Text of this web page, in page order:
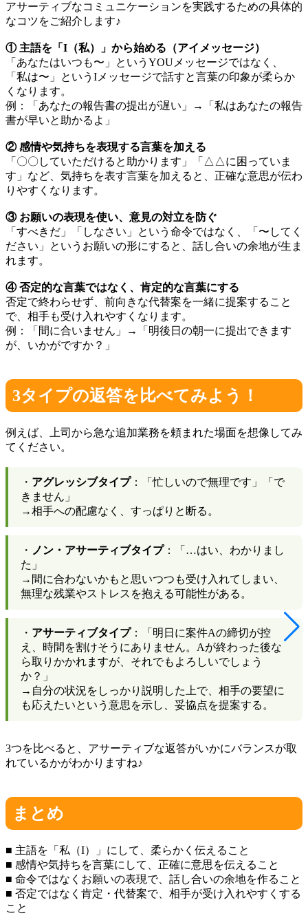
アサーティブなコミュニケーションを実践するための具体的
なコツをご紹介します♪
① 主語を「I（私）」から始める（アイメッセージ）
「あなたはいつも〜」というYOUメッセージではなく、
「私は〜」というIメッセージで話すと言葉の印象が柔らか
くなります。
例：「あなたの報告書の提出が遅い」→「私はあなたの報告
書が早いと助かるよ」
② 感情や気持ちを表現する言葉を加える
「〇〇していただけると助かります」「△△に困っていま
す」など、気持ちを表す言葉を加えると、正確な意思が伝わ
りやすくなります。
③ お願いの表現を使い、意見の対立を防ぐ
「すべきだ」「しなさい」という命令ではなく、「〜してく
ださい」というお願いの形にすると、話し合いの余地が生ま
れます。
④ 否定的な言葉ではなく、肯定的な言葉にする
否定で終わらせず、前向きな代替案を一緒に提案すること
で、相手も受け入れやすくなります。
例：「間に合いません」→「明後日の朝一に提出できます
が、いかがですか？」
3タイプの返答を比べてみよう！
例えば、上司から急な追加業務を頼まれた場面を想像してみ
てください。
・ アグレッシブタイプ：「忙しいので無理です」「で
きません」
→相手への配慮なく、すっぱりと断る。
・ ノン・アサーティブタイプ：「…はい、わかりまし
た」
→間に合わないかもと思いつつも受け入れてしまい、
無理な残業やストレスを抱える可能性がある。
・ アサーティブタイプ：「明日に案件Aの締切が控
え、時間を割けそうにありません。Aが終わった後な
ら取りかかれますが、それでもよろしいでしょう
か？」
→自分の状況をしっかり説明した上で、相手の要望に
も応えたいという意思を示し、妥協点を提案する。
3つを比べると、アサーティブな返答がいかにバランスが取
れているかがわかりますね♪
まとめ
■ 主語を「私（I）」にして、柔らかく伝えること
■ 感情や気持ちを言葉にして、正確に意思を伝えること
■ 命令ではなくお願いの表現で、話し合いの余地を作ること
■ 否定ではなく肯定・代替案で、相手が受け入れやすくする
こと